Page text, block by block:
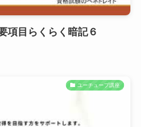
目らくらく暗記６
ユーチューブ講座